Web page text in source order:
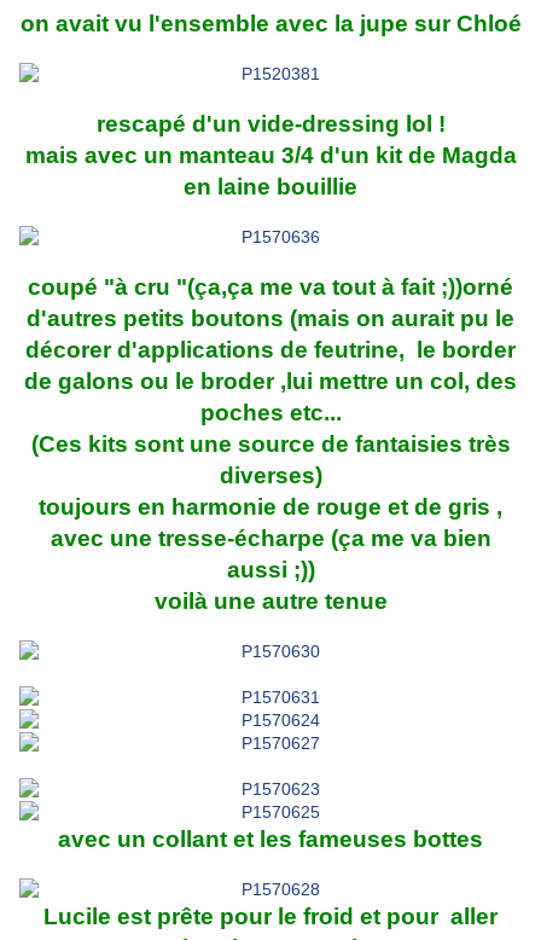
on avait vu l'ensemble avec la jupe sur Chloé
rescapé d'un vide-dressing lol !
mais avec un manteau 3/4 d'un kit de Magda
en laine bouillie
coupé "à cru "(ça,ça me va tout à fait ;))orné
d'autres petits boutons (mais on aurait pu le
décorer d'applications de feutrine, le border
de galons ou le broder ,lui mettre un col, des
poches etc...
(Ces kits sont une source de fantaisies très
diverses)
toujours en harmonie de rouge et de gris ,
avec une tresse-écharpe (ça me va bien
aussi ;))
voilà une autre tenue
avec un collant et les fameuses bottes
Lucile est prête pour le froid et pour aller